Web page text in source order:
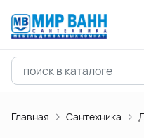
Главная Сантехника